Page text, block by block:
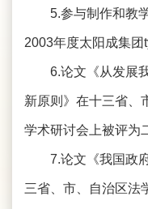
5.参与制作和教
2003年度太阳成集团
6.论文《从发展
新原则》在十三省、
学术研讨会上被评为
7.论文《我国政
三省、市、自治区法